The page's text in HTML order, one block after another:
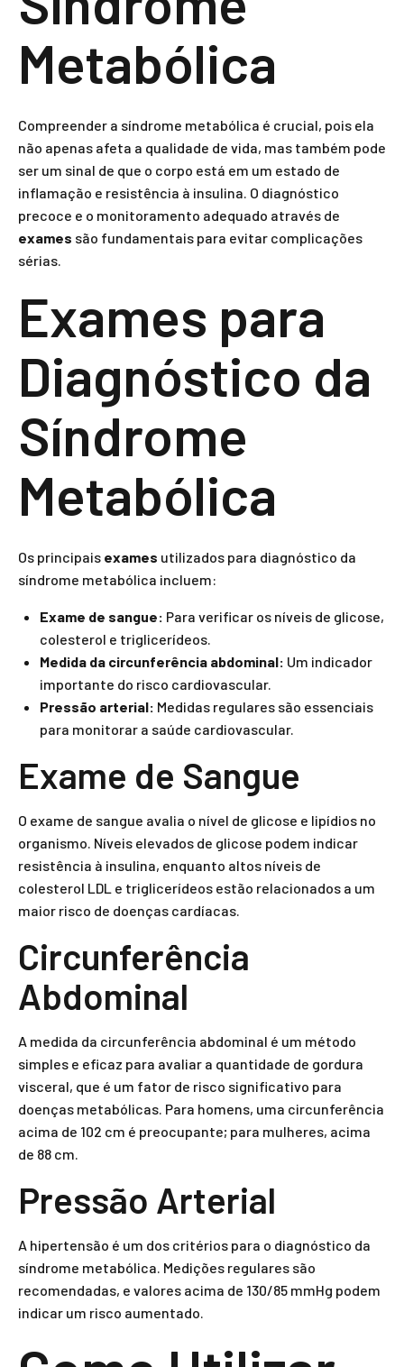
Metabólica
Compreender a síndrome metabólica é crucial, pois ela
não apenas afeta a qualidade de vida, mas também pode
ser um sinal de que o corpo está em um estado de
inflamação e resistência à insulina. O diagnóstico
precoce e o monitoramento adequado através de
exames são fundamentais para evitar complicações
sérias.
Exames para
Diagnóstico da
Síndrome
Metabólica
Os principais exames utilizados para diagnóstico da
síndrome metabólica incluem:
Exame de sangue: Para verificar os níveis de glicose,
colesterol e triglicerídeos.
Medida da circunferência abdominal: Um indicador
importante do risco cardiovascular.
Pressão arterial: Medidas regulares são essenciais
para monitorar a saúde cardiovascular.
Exame de Sangue
O exame de sangue avalia o nível de glicose e lipídios no
organismo. Níveis elevados de glicose podem indicar
resistência à insulina, enquanto altos níveis de
colesterol LDL e triglicerídeos estão relacionados a um
maior risco de doenças cardíacas.
Circunferência
Abdominal
A medida da circunferência abdominal é um método
simples e eficaz para avaliar a quantidade de gordura
visceral, que é um fator de risco significativo para
doenças metabólicas. Para homens, uma circunferência
acima de 102 cm é preocupante; para mulheres, acima
de 88 cm.
Pressão Arterial
A hipertensão é um dos critérios para o diagnóstico da
síndrome metabólica. Medições regulares são
recomendadas, e valores acima de 130/85 mmHg podem
indicar um risco aumentado.